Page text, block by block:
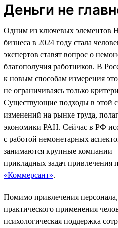
Деньги не
Одним из ключевых элементов
бизнеса в 2024 году стала
экспертов ставят вопрос о
благополучия работников. В
к новым способам измерения
не ограничиваясь только
Существующие подходы в этой
изменений на рынке труда,
экономики РАН. Сейчас в РФ
с работой немонетарных
занимаются крупные
прикладных задач привлечения
«Коммерсант».
Помимо привлечения
практического применения
психологическая поддержка